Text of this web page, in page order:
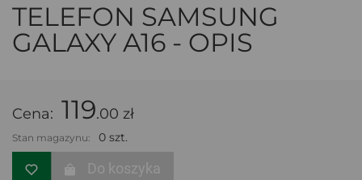
TELEFON SAMSUNG
GALAXY A16 - OPIS
Cena: 119.00 zł
Stan magazynu: 0 szt.
Do koszyka